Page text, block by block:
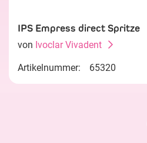
IPS Empress direct Spritze
von Ivoclar Vivadent
Artikelnummer: 65320